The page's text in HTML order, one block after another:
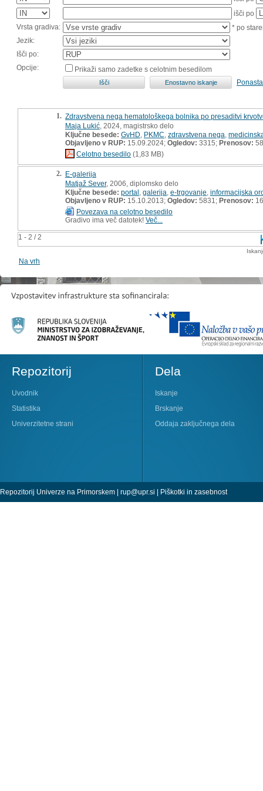
išči po
Vrsta gradiva:
* po
Jezik:
Išči po:
Opcije:
Prikaži samo zadetke s celotnim besedilom
1 - 2 / 2
1. Zdravstvena nega hematološkega bolnika po presaditvi
Maja Lukić , 2024, magistrsko delo
Ključne besede: GvHD PKMC zdravstvena nega
Objavljeno v RUP: 15.09.2024; Ogledov: 3315; Prenosov: 58
Celotno besedilo (1,83 MB)
2. E-galerija
Matjaž Sever, 2006, diplomsko delo
Ključne besede: portal galerija e-trgovanje informacijska
Objavljeno v RUP: 15.10.2013; Ogledov: 5831; Prenosov:
Povezava na celotno besedilo
Gradivo ima več datotek! Več...
Na vrh
Repozitorij
Uvodnik
Statistika
Univerzitetne strani
Dela
Iskanje
Brskanje
Oddaja zaključnega dela
Repozitorij Univerze na Primorskem | rup@upr.si | Piškotki in zasebnost